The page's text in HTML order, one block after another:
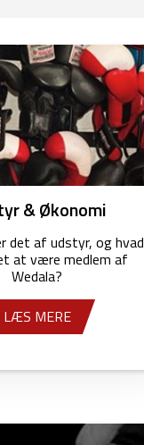
& Økonomi
det af udstyr, og hvad
at være medlem af
Wedala?
LÆS MERE